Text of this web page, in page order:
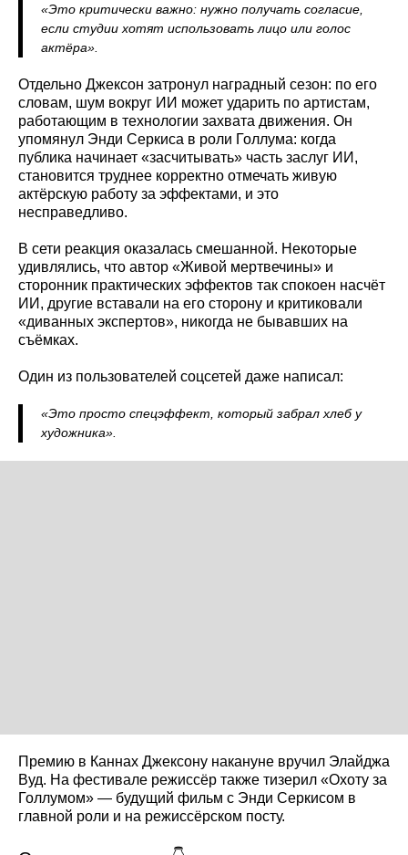
«Это критически важно: нужно получать согласие,
если студии хотят использовать лицо или голос
актёра».
Отдельно Джексон затронул наградный сезон: по его
словам, шум вокруг ИИ может ударить по артистам,
работающим в технологии захвата движения. Он
упомянул Энди Серкиса в роли Голлума: когда
публика начинает «засчитывать» часть заслуг ИИ,
становится труднее корректно отмечать живую
актёрскую работу за эффектами, и это
несправедливо.
В сети реакция оказалась смешанной. Некоторые
удивлялись, что автор «Живой мертвечины» и
сторонник практических эффектов так спокоен насчёт
ИИ, другие вставали на его сторону и критиковали
«диванных экспертов», никогда не бывавших на
съёмках.
Один из пользователей соцсетей даже написал:
«Это просто спецэффект, который забрал хлеб у
художника».
Премию в Каннах Джексону накануне вручил Элайджа
Вуд. На фестивале режиссёр также тизерил «Охоту за
Голлумом» — будущий фильм с Энди Серкисом в
главной роли и на режиссёрском посту.